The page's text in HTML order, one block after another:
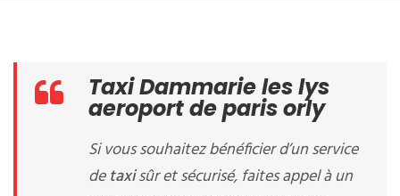
Taxi Dammarie les lys
aeroport de paris orly
Si vous souhaitez bénéficier d’un service
detaxisûr et sécurisé, faites appel à un